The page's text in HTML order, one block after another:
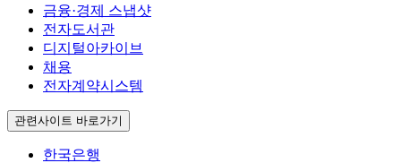
금융·경제 스냅샷
전자도서관
디지털아카이브
채용
전자계약시스템
관련사이트 바로가기
한국은행